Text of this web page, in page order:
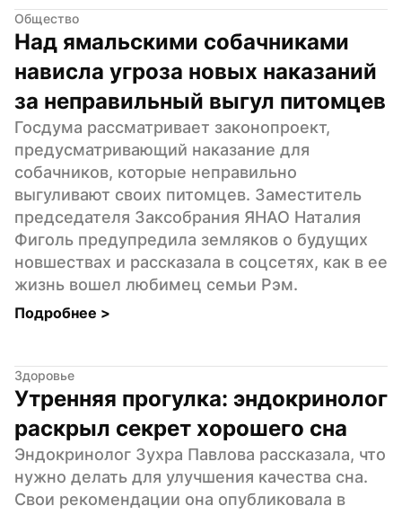
Общество
Над ямальскими собачниками
нависла угроза новых наказаний
за неправильный выгул питомцев
Госдума рассматривает законопроект,
предусматривающий наказание для
собачников, которые неправильно
выгуливают своих питомцев. Заместитель
председателя Заксобрания ЯНАО Наталия
Фиголь предупредила земляков о будущих
новшествах и рассказала в соцсетях, как в ее
жизнь вошел любимец семьи Рэм.
Подробнее >
Здоровье
Утренняя прогулка: эндокринолог
раскрыл секрет хорошего сна
Эндокринолог Зухра Павлова рассказала, что
нужно делать для улучшения качества сна.
Свои рекомендации она опубликовала в